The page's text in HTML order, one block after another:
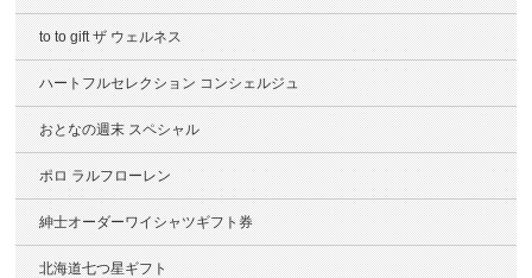
to to gift ザ ウェルネス
ハートフルセレクション コンシェルジュ
おとなの週末 スペシャル
ポロ ラルフローレン
紳士オーダーワイシャツギフト券
北海道七つ星ギフト